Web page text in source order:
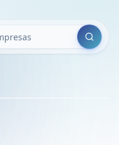
Buscar